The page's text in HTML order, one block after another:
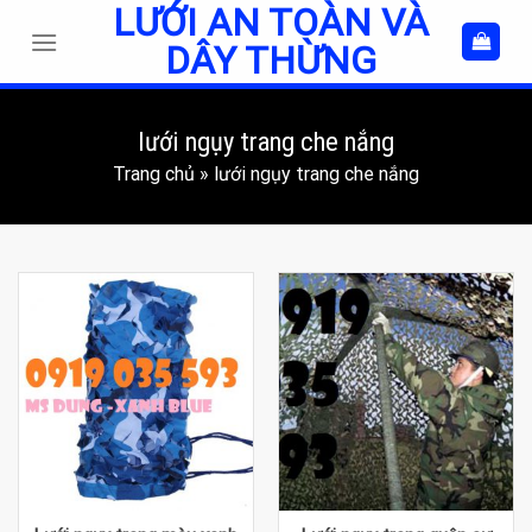
LƯỚI AN TOÀN VÀ
DÂY THỪNG
lưới ngụy trang che nắng
Trang chủ » lưới ngụy trang che nắng